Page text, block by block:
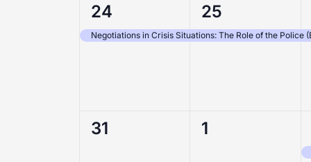
1
evenement,
24
Negotiations in Crisis Situations: The Role of the Police
1
evenement,
25
0
31
0
1